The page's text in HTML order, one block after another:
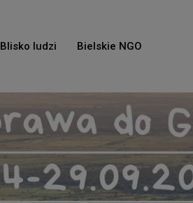
ludzi Bielskie NGO